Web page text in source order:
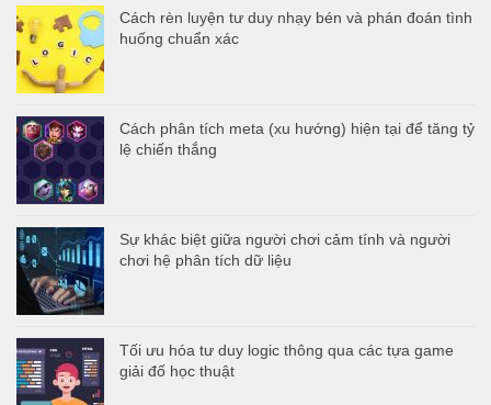
Cách rèn luyện tư duy nhạy bén và phán đoán tình
huống chuẩn xác
Cách phân tích meta (xu hướng) hiện tại để tăng tỷ
lệ chiến thắng
Sự khác biệt giữa người chơi cảm tính và người
chơi hệ phân tích dữ liệu
Tối ưu hóa tư duy logic thông qua các tựa game
giải đố học thuật